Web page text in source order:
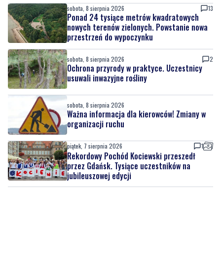
sobota, 8 sierpnia 2026 13
Ponad 24 tysiące metrów kwadratowych
nowych terenów zielonych. Powstanie nowa
przestrzeń do wypoczynku
sobota, 8 sierpnia 2026 2
Ochrona przyrody w praktyce. Uczestnicy
usuwali inwazyjne rośliny
sobota, 8 sierpnia 2026
Ważna informacja dla kierowców! Zmiany w
organizacji ruchu
piątek, 7 sierpnia 2026 1
Rekordowy Pochód Kociewski przeszedł
przez Gdańsk. Tysiące uczestników na
jubileuszowej edycji